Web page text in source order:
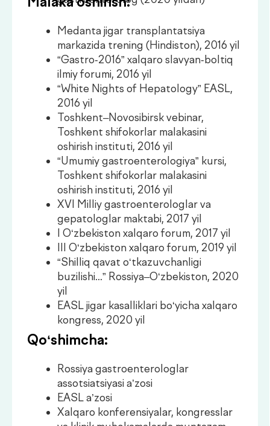
Qo‘shimcha:
I O‘zbekiston xalqaro forum, 2017 yil
“Shilliq qavat o‘tkazuvchanligi
buzilishi…” Rossiya–O‘zbekiston, 2020
EASL jigar kasalliklari bo‘yicha xalqaro
kongress, 2020 yil
Rossiya gastroenterologlar
assotsiatsiyasi a’zosi
EASL a’zosi
Xalqaro konferensiyalar, kongresslar
va klinik muhokamalarda muntazam
ishtirok etadi
Gastroenterologiyada zamonaviy
diagnostika va davolash usullarini
qo‘llash bo‘yicha amaliy tajriba
Maslahat olish
Konsultatsiya
Xizmatlar Narxi